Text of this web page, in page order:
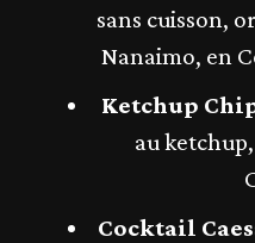
sans cuisson,
Nanaimo, en
Ketchup
au
Cocktail